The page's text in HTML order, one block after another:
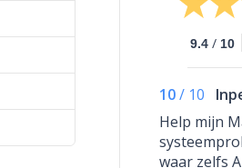
9.4 / 10
10/ 10
Help mijn
waar zelfs